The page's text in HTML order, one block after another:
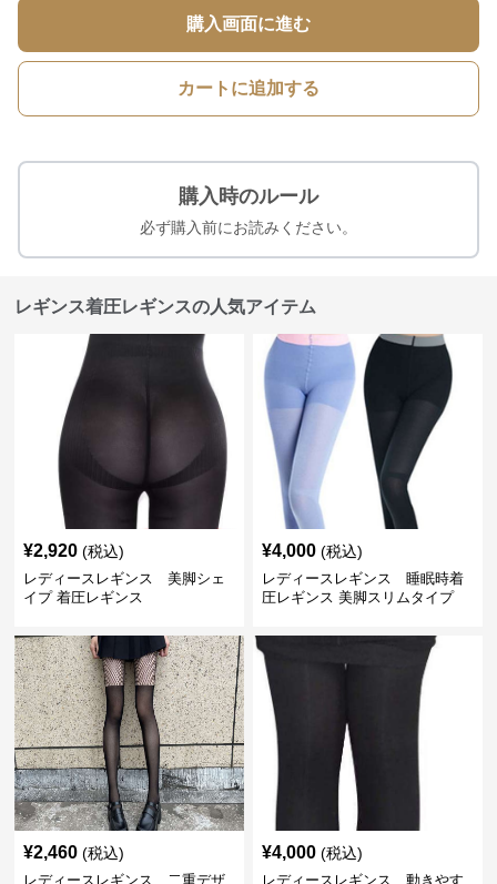
購入画面に進む
カートに追加する
購入時のルール
必ず購入前にお読みください。
レギンス着圧レギンスの人気アイテム
¥2,920 (税込)
レディースレギンス 美脚シェ
イプ 着圧レギンス
¥4,000 (税込)
レディースレギンス 睡眠時着
圧レギンス 美脚スリムタイプ
¥2,460 (税込)
レディースレギンス 二重デザ
¥4,000 (税込)
レディースレギンス 動きやす